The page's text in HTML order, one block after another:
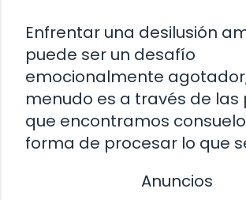
Enfrentar una desilusión
puede ser un desafío
emocionalmente
menudo es a través de
que encontramos
forma de procesar lo que
Anuncios